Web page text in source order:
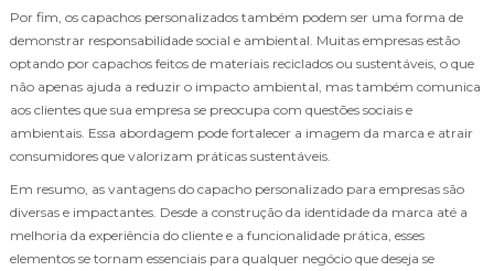
Por fim, os capachos personalizados também podem ser uma forma de
demonstrar responsabilidade social e ambiental. Muitas empresas estão
optando por capachos feitos de materiais reciclados ou sustentáveis, o que
não apenas ajuda a reduzir o impacto ambiental, mas também comunica
aos clientes que sua empresa se preocupa com questões sociais e
ambientais. Essa abordagem pode fortalecer a imagem da marca e atrair
consumidores que valorizam práticas sustentáveis.
Em resumo, as vantagens do capacho personalizado para empresas são
diversas e impactantes. Desde a construção da identidade da marca até a
melhoria da experiência do cliente e a funcionalidade prática, esses
elementos se tornam essenciais para qualquer negócio que deseja se